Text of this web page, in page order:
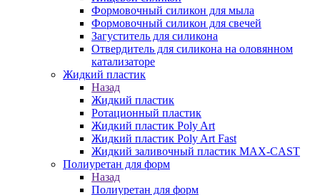
Формовочный силикон для мыла
Формовочный силикон для свечей
Загуститель для силикона
Отвердитель для силикона на оловянном
катализаторе
Жидкий пластик
Назад
Жидкий пластик
Ротационный пластик
Жидкий пластик Poly Art
Жидкий пластик Poly Art Fast
Жидкий заливочный пластик MAX-CAST
Полиуретан для форм
Назад
Полиуретан для форм